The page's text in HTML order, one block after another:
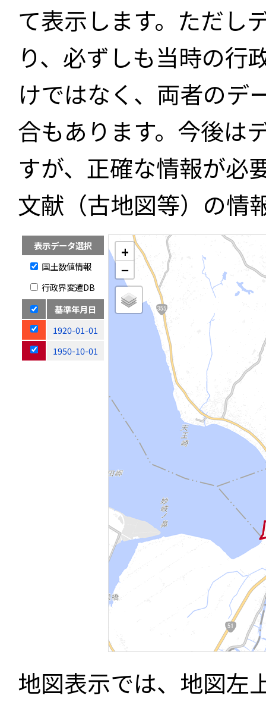
て表示します。ただし
り、必ずしも当時の行
けではなく、両者のデ
合もあります。今後は
すが、正確な情報が必
文献（古地図等）の情
表示データ選択
国土数値情報
行政界変遷DB
基準年月日
1920-01-01
1950-10-01
+
−
地図表示では、地図左